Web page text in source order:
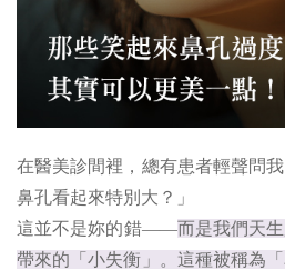
在醫美診間裡，總有患者輕聲問
鼻孔看起來特別大？」
這並不是妳的錯——而是我們天
帶來的「小失衡」。這種被稱為